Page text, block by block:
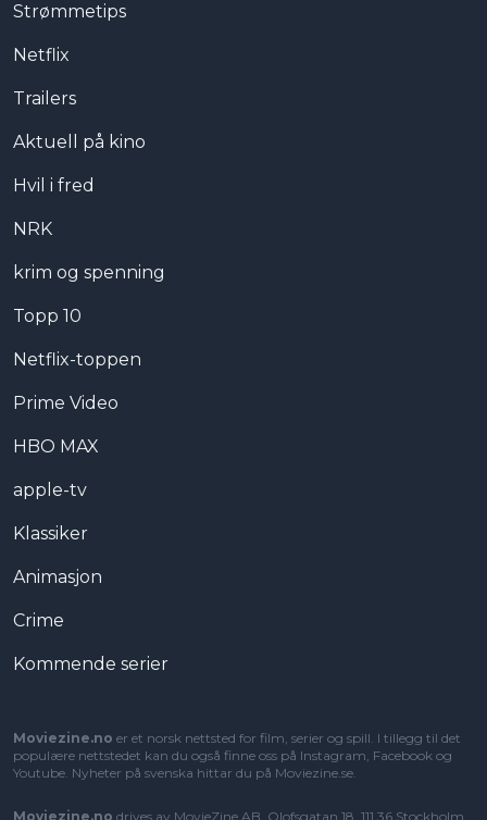
Strømmetips
Netflix
Trailers
Aktuell på kino
Hvil i fred
NRK
krim og spenning
Topp 10
Netflix-toppen
Prime Video
HBO MAX
apple-tv
Klassiker
Animasjon
Crime
Kommende serier
Moviezine.no er et norsk nettsted for film, serier og spill. I tillegg til det
populære nettstedet kan du også finne oss på Instagram, Facebook og
Youtube. Nyheter på svenska hittar du på Moviezine.se.
Moviezine.no drives av MovieZine AB, Olofsgatan 18, 111 36 Stockholm